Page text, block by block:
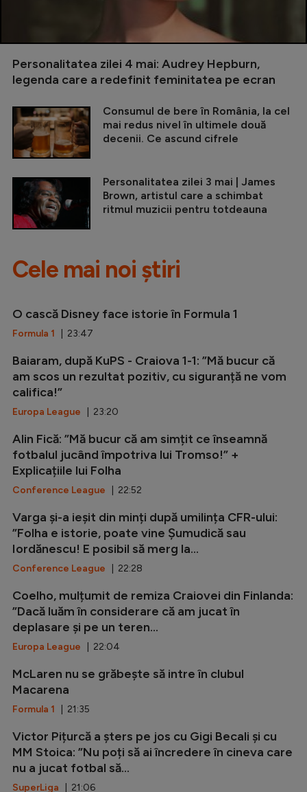
Personalitatea zilei 4 mai: Audrey Hepburn,
legenda care a redefinit feminitatea pe ecran
Consumul de bere în România, la cel
mai redus nivel în ultimele două
decenii. Ce ascund cifrele
Personalitatea zilei 3 mai | James
Brown, artistul care a schimbat
ritmul muzicii pentru totdeauna
Cele mai noi știri
O cască Disney face istorie în Formula 1
Formula 1 | 23:47
Baiaram, după KuPS - Craiova 1-1: ”Mă bucur că
am scos un rezultat pozitiv, cu siguranță ne vom
califica!”
Europa League | 23:20
Alin Fică: ”Mă bucur că am simțit ce înseamnă
fotbalul jucând împotriva lui Tromso!” +
Explicațiile lui Folha
Conference League | 22:52
Varga și-a ieșit din minți după umilința CFR-ului:
”Folha e istorie, poate vine Șumudică sau
Iordănescu! E posibil să merg la...
Conference League | 22:28
Coelho, mulțumit de remiza Craiovei din Finlanda:
”Dacă luăm în considerare că am jucat în
deplasare și pe un teren...
Europa League | 22:04
McLaren nu se grăbește să intre în clubul
Macarena
Formula 1 | 21:35
Victor Pițurcă a șters pe jos cu Gigi Becali și cu
MM Stoica: ”Nu poți să ai încredere în cineva care
nu a jucat fotbal să...
SuperLiga | 21:06